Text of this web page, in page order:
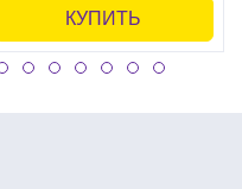
КУПИТЬ